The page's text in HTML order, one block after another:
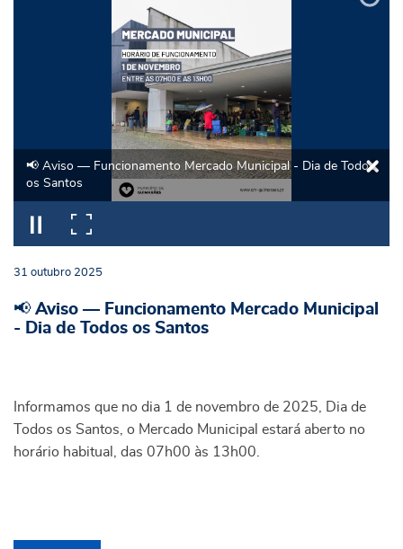
📢 Aviso — Funcionamento Mercado Municipal - Dia de Todos
os Santos
31 outubro 2025
📢 Aviso — Funcionamento Mercado Municipal
- Dia de Todos os Santos
Informamos que no dia 1 de novembro de 2025, Dia de
Todos os Santos, o Mercado Municipal estará aberto no
horário habitual, das 07h00 às 13h00.